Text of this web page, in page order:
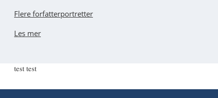
Flere forfatterportretter
Les mer
test test